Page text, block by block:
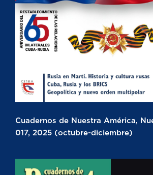
Cuadernos de Nuestra América,
017, 2025 (octubre-diciembre)